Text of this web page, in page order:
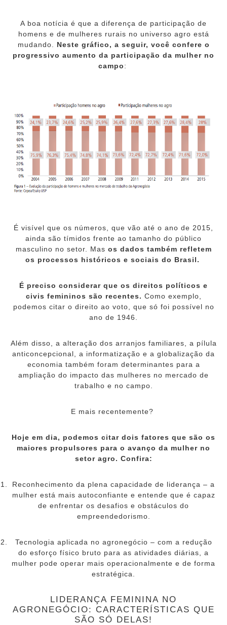
A boa notícia é que a diferença de participação de
homens e de mulheres rurais no universo agro está
mudando. Neste gráfico, a seguir, você confere o
progressivo aumento da participação da mulher no
campo:
É visível que os números, que vão até o ano de 2015,
ainda são tímidos frente ao tamanho do público
masculino no setor. Mas os dados também refletem
os processos históricos e sociais do Brasil.
É preciso considerar que os direitos políticos e
civis femininos são recentes. Como exemplo,
podemos citar o direito ao voto, que só foi possível no
ano de 1946.
Além disso, a alteração dos arranjos familiares, a pílula
anticoncepcional, a informatização e a globalização da
economia também foram determinantes para a
ampliação do impacto das mulheres no mercado de
trabalho e no campo.
E mais recentemente?
Hoje em dia, podemos citar dois fatores que são os
maiores propulsores para o avanço da mulher no
setor agro. Confira:
Reconhecimento da plena capacidade de liderança – a
mulher está mais autoconfiante e entende que é capaz
de enfrentar os desafios e obstáculos do
empreendedorismo.
Tecnologia aplicada no agronegócio – com a redução
do esforço físico bruto para as atividades diárias, a
mulher pode operar mais operacionalmente e de forma
estratégica.
LIDERANÇA FEMININA NO
AGRONEGÓCIO: CARACTERÍSTICAS QUE
SÃO SÓ DELAS!